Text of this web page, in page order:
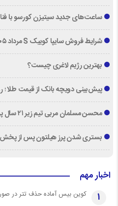
ساعت‌های جدید سیتیزن کورسو با
شرایط فروش سایپا کوییک S مرداد ۱۴۰۵ اعلام شد
بهترین رژیم لاغری چیست؟
پیش‌بینی دویچه‌ بانک از قیمت طلا ؛
محسن مسلمان مربی تیم زیر ۲۱ سال پرسپولیس شد
بستری شدن پرز هیلتون پس از پخش
اخبار مهم
1 کوین بیس آماده حذف تتر در